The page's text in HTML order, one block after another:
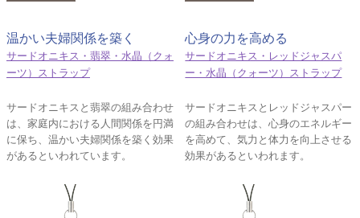
温かい夫婦関係を築く
サードオニキス・翡翠・水晶（クォ
ーツ）ストラップ
サードオニキスと翡翠の組み合わせ
は、家庭内における人間関係を円満
に保ち、温かい夫婦関係を築く効果
があるといわれています。
心身の力を高める
サードオニキス・レッドジャスパ
ー・水晶（クォーツ）ストラップ
サードオニキスとレッドジャスパー
の組み合わせは、心身のエネルギー
を高めて、気力と体力を向上させる
効果があるといわれます。